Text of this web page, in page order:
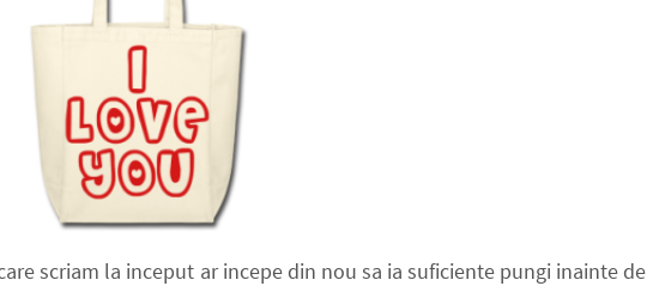
scriam la inceput ar incepe din nou sa ia suficiente pungi inainte de